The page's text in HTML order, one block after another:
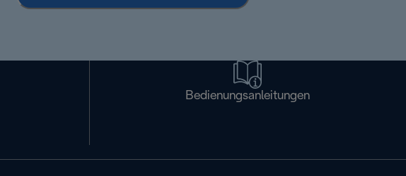
Bedienungsanleitungen